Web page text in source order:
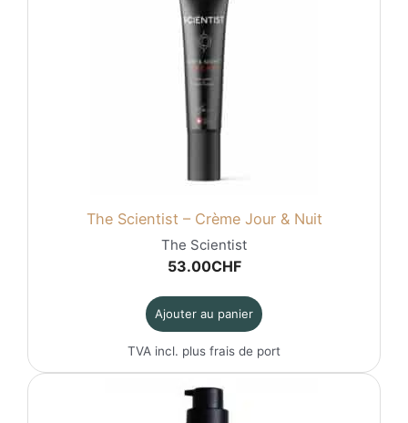
The Scientist – Crème Jour & Nuit
The Scientist
53.00CHF
Ajouter au panier
TVA incl. plus frais de port